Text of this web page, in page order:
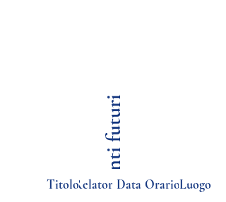
Eventi futuri
TitoloRelatoreData OrarioLuogo